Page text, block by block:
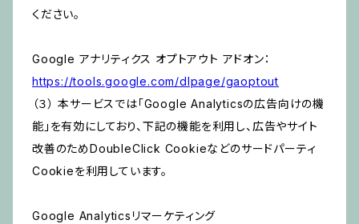
ください。
Google アナリティクス オプトアウト アドオン：
https://tools.google.com/dlpage/gaoptout
（３） 本サービスでは「Google Analyticsの広告向けの機
能」を有効にしており、下記の機能を利用し、広告やサイト
改善のためDoubleClick Cookieなどのサードパーティ
Cookieを利用しています。
Google Analyticsリマーケティング